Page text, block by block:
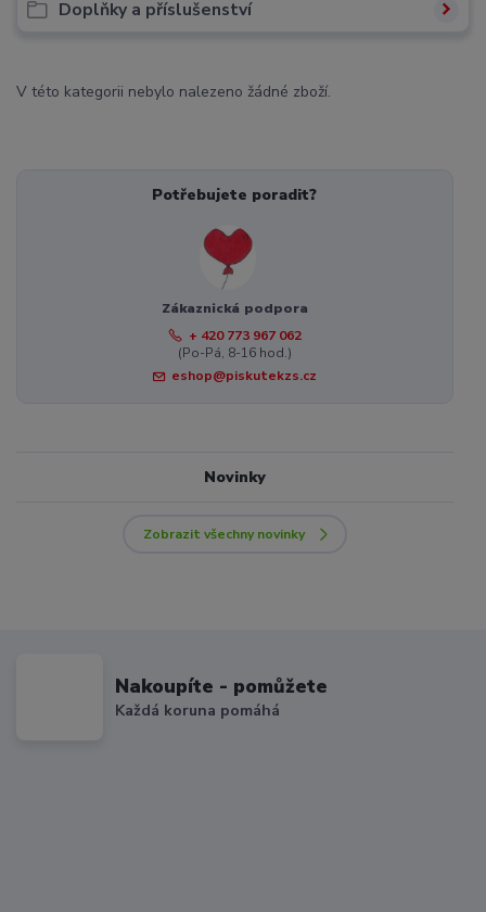
Doplňky a příslušenství
V této kategorii nebylo nalezeno žádné zboží.
Potřebujete poradit?
Zákaznická podpora
+ 420 773 967 062
(Po-Pá, 8-16 hod.)
eshop@piskutekzs.cz
Novinky
Zobrazit všechny novinky
Nakoupíte - pomůžete
Každá koruna pomáhá